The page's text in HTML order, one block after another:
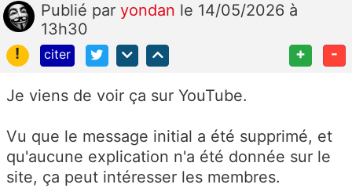
Publié par yondan le 14/05/2026 à
13h30
!
citer + -
Je viens de voir ça sur YouTube.
Vu que le message initial a été supprimé, et
qu'aucune explication n'a été donnée sur le
site, ça peut intéresser les membres.